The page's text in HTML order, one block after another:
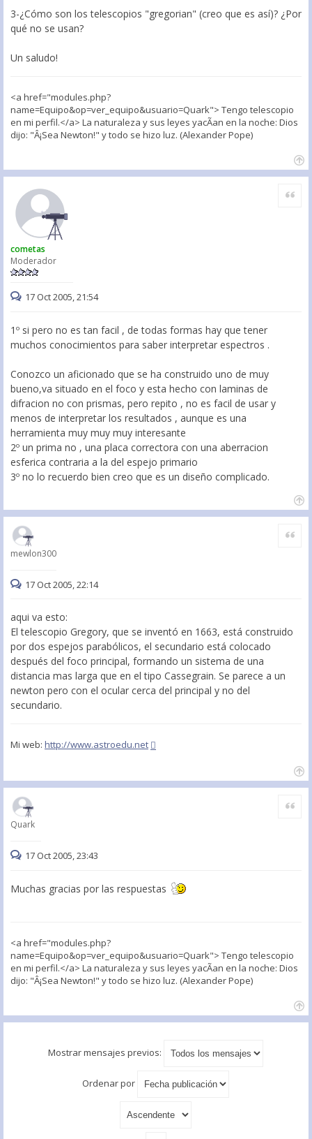
3-¿Cómo son los telescopios "gregorian" (creo que es así)? ¿Por
qué no se usan?
Un saludo!
<a href="modules.php?
name=Equipo&op=ver_equipo&usuario=Quark"> Tengo telescopio
en mi perfil.</a> La naturaleza y sus leyes yacÃ­an en la noche: Dios
dijo: "Â¡Sea Newton!" y todo se hizo luz. (Alexander Pope)
cometas
Moderador
Citar
17 Oct 2005, 21:54
1º si pero no es tan facil , de todas formas hay que tener
muchos conocimientos para saber interpretar espectros .
Conozco un aficionado que se ha construido uno de muy
bueno,va situado en el foco y esta hecho con laminas de
difracion no con prismas, pero repito , no es facil de usar y
menos de interpretar los resultados , aunque es una
herramienta muy muy muy interesante
2º un prima no , una placa correctora con una aberracion
esferica contraria a la del espejo primario
3º no lo recuerdo bien creo que es un diseño complicado.
mewlon300
Citar
17 Oct 2005, 22:14
aqui va esto:
El telescopio Gregory, que se inventó en 1663, está construido
por dos espejos parabólicos, el secundario está colocado
después del foco principal, formando un sistema de una
distancia mas larga que en el tipo Cassegrain. Se parece a un
newton pero con el ocular cerca del principal y no del
secundario.
Mi web: http://www.astroedu.net
Quark
Citar
17 Oct 2005, 23:43
Muchas gracias por las respuestas
<a href="modules.php?
name=Equipo&op=ver_equipo&usuario=Quark"> Tengo telescopio
en mi perfil.</a> La naturaleza y sus leyes yacÃ­an en la noche: Dios
dijo: "Â¡Sea Newton!" y todo se hizo luz. (Alexander Pope)
Mostrar mensajes previos:
Ordenar por